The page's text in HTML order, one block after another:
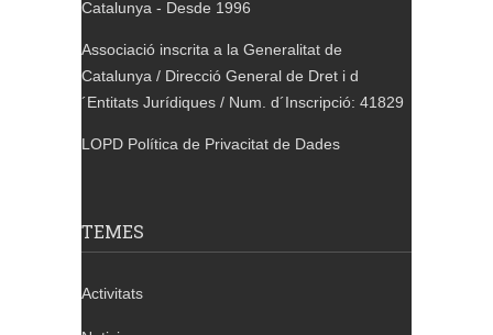
Catalunya - Desde 1996
Associació inscrita a la Generalitat de
Catalunya / Direcció General de Dret i d
´Entitats Jurídiques / Num. d´Inscripció: 41829
LOPD Política de Privacitat de Dades
TEMES
Activitats